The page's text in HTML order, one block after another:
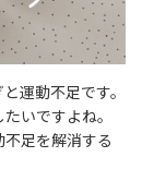
運動不足です。
いですよね。
足を解消する